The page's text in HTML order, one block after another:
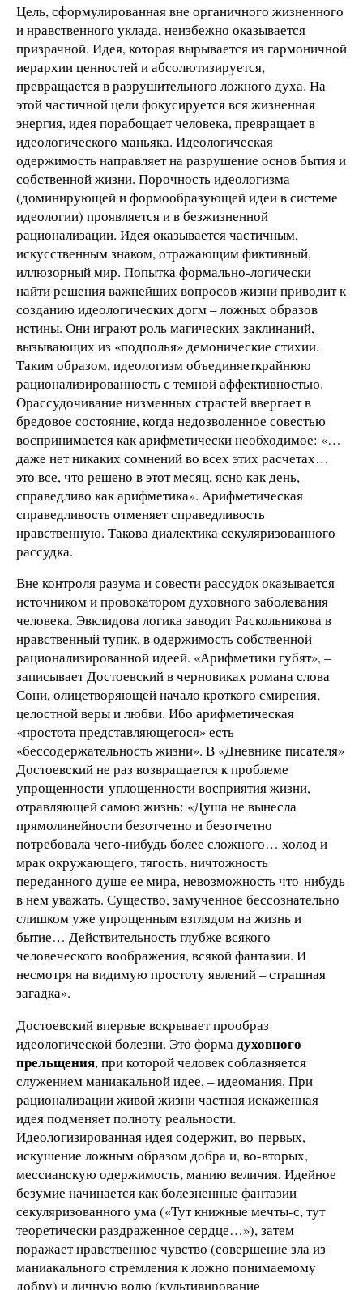
Цель, сформулированная вне органичного жизненного
и нравственного уклада, неизбежно оказывается
призрачной. Идея, которая вырывается из гармоничной
иерархии ценностей и абсолютизируется,
превращается в разрушительного ложного духа. На
этой частичной цели фокусируется вся жизненная
энергия, идея порабощает человека, превращает в
идеологического маньяка. Идеологическая
одержимость направляет на разрушение основ бытия и
собственной жизни. Порочность идеологизма
(доминирующей и формообразующей идеи в системе
идеологии) проявляется и в безжизненной
рационализации. Идея оказывается частичным,
искусственным знаком, отражающим фиктивный,
иллюзорный мир. Попытка формально-логически
найти решения важнейших вопросов жизни приводит к
созданию идеологических догм – ложных образов
истины. Они играют роль магических заклинаний,
вызывающих из «подполья» демонические стихии.
Таким образом, идеологизм объединяеткрайнюю
рационализированность с темной аффективностью.
Орассудочивание низменных страстей ввергает в
бредовое состояние, когда недозволенное совестью
воспринимается как арифметически необходимое: «…
даже нет никаких сомнений во всех этих расчетах…
это все, что решено в этот месяц, ясно как день,
справедливо как арифметика». Арифметическая
справедливость отменяет справедливость
нравственную. Такова диалектика секуляризованного
рассудка.
Вне контроля разума и совести рассудок оказывается
источником и провокатором духовного заболевания
человека. Эвклидова логика заводит Раскольникова в
нравственный тупик, в одержимость собственной
рационализированной идеей. «Арифметики губят», –
записывает Достоевский в черновиках романа слова
Сони, олицетворяющей начало кроткого смирения,
целостной веры и любви. Ибо арифметическая
«простота представляющегося» есть
«бессодержательность жизни». В «Дневнике писателя»
Достоевский не раз возвращается к проблеме
упрощенности-уплощенности восприятия жизни,
отравляющей самою жизнь: «Душа не вынесла
прямолинейности безотчетно и безотчетно
потребовала чего-нибудь более сложного… холод и
мрак окружающего, тягость, ничтожность
переданного душе ее мира, невозможность что-нибудь
в нем уважать. Существо, замученное бессознательно
слишком уже упрощенным взглядом на жизнь и
бытие… Действительность глубже всякого
человеческого воображения, всякой фантазии. И
несмотря на видимую простоту явлений – страшная
загадка».
Достоевский впервые вскрывает прообраз
идеологической болезни. Это формадуховного
прельщения, при которой человек соблазняется
служением маниакальной идее, – идеомания. При
рационализации живой жизни частная искаженная
идея подменяет полноту реальности.
Идеологизированная идея содержит, во-первых,
искушение ложным образом добра и, во-вторых,
мессианскую одержимость, манию величия. Идейное
безумие начинается как болезненные фантазии
секуляризованного ума («Тут книжные мечты-с, тут
теоретически раздраженное сердце…»), затем
поражает нравственное чувство (совершение зла из
маниакального стремления к ложно понимаемому
добру) и личную волю (культивирование